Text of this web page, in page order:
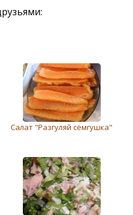
Салат "Разгуляй сёмгушка"